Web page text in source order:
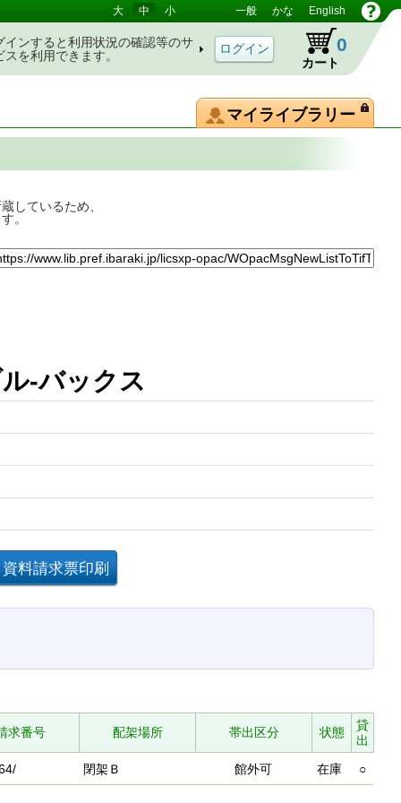
大 中 小 一般 かな English
インすると利用状況の確認等のサ
スを利用できます。
カート
0
マイライブラリー
しているため、
。
ル-バックス
求番号 配架場所 帯出区分 状態
貸
出
閉架Ｂ 館外可 在庫 ○